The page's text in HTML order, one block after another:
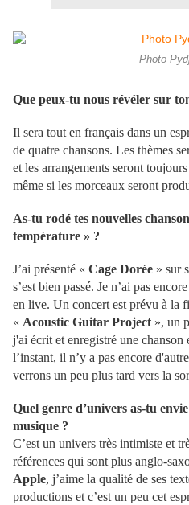
Photo
Que peux-tu nous révéler sur
Il sera tout en français dans un
de quatre chansons. Les thèmes
et les arrangements seront
même si les morceaux seront
As-tu rodé tes nouvelles
température » ?
J’ai présenté « Cage Dorée » sur
s’est bien passé. Je n’ai pas
en live. Un concert est prévu à la
« Acoustic Guitar Project », un
j'ai écrit et enregistré une chanson
l’instant, il n’y a pas encore
verrons un peu plus tard vers la
Quel genre d’univers as-tu
musique ?
C’est un univers très intimiste et
références qui sont plus anglo-
Apple, j’aime la qualité de ses
productions et c’est un peu cet